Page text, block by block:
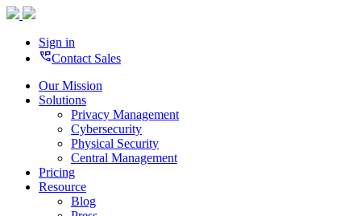
Sign in
perm_phone_msgContact Sales
Our Mission
Solutions
Privacy Management
Cybersecurity
Physical Security
Central Management
Pricing
Resource
Blog